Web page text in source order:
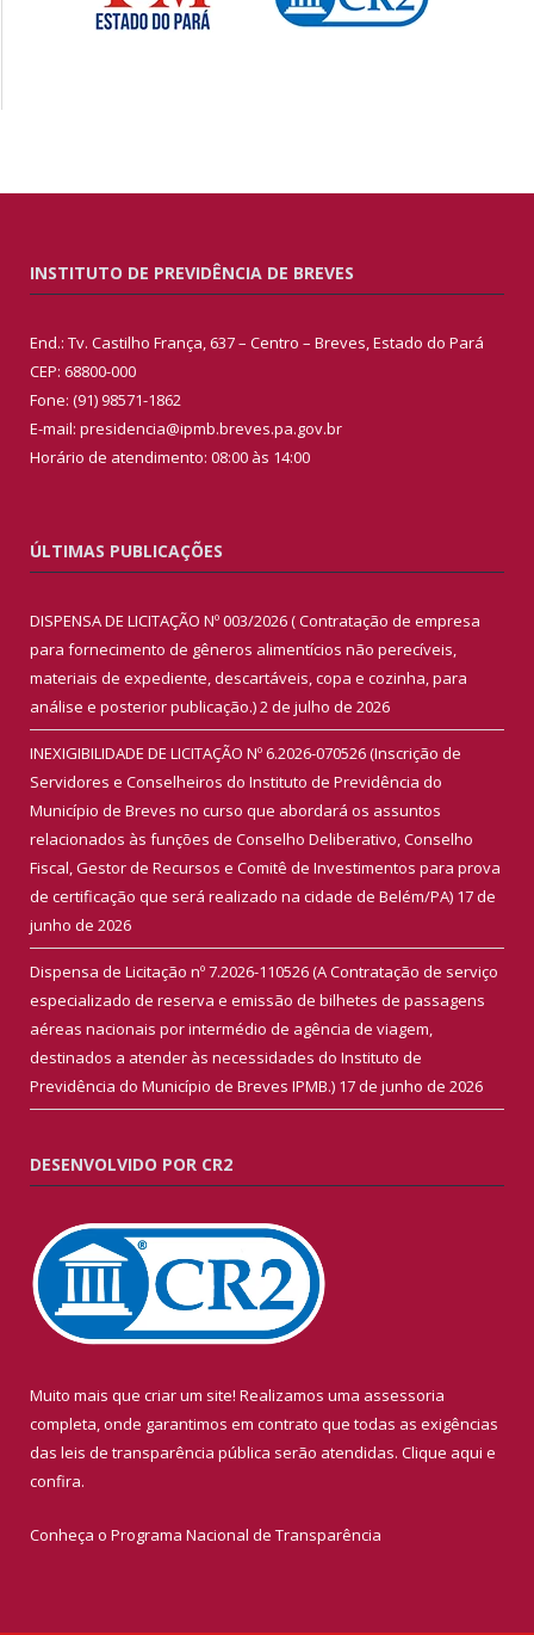
INSTITUTO DE PREVIDÊNCIA DE BREVES
End.: Tv. Castilho França, 637 – Centro – Breves, Estado do Pará
CEP: 68800-000
Fone: (91) 98571-1862
E-mail: presidencia@ipmb.breves.pa.gov.br
Horário de atendimento: 08:00 às 14:00
ÚLTIMAS PUBLICAÇÕES
DISPENSA DE LICITAÇÃO Nº 003/2026 ( Contratação de empresa
para fornecimento de gêneros alimentícios não perecíveis,
materiais de expediente, descartáveis, copa e cozinha, para
análise e posterior publicação.)2 de julho de 2026
INEXIGIBILIDADE DE LICITAÇÃO Nº 6.2026-070526 (Inscrição de
Servidores e Conselheiros do Instituto de Previdência do
Município de Breves no curso que abordará os assuntos
relacionados às funções de Conselho Deliberativo, Conselho
Fiscal, Gestor de Recursos e Comitê de Investimentos para prova
de certificação que será realizado na cidade de Belém/PA) 17 de
junho de 2026
Dispensa de Licitação nº 7.2026-110526 (A Contratação de serviço
especializado de reserva e emissão de bilhetes de passagens
aéreas nacionais por intermédio de agência de viagem,
destinados a atender às necessidades do Instituto de
Previdência do Município de Breves IPMB.) 17 de junho de 2026
DESENVOLVIDO POR CR2
Muito mais que criar um site! Realizamos uma assessoria
completa, onde garantimos em contrato que todas as exigências
das leis de transparência pública serão atendidas. Clique aqui e
confira.
Conheça o Programa Nacional de Transparência